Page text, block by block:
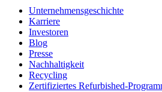
Unternehmensgeschichte
Karriere
Investoren
Blog
Presse
Nachhaltigkeit
Recycling
Zertifiziertes Refurbished-